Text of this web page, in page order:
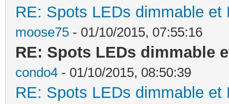
RE: Spots LEDs dimmable
moose75 - 01/10/2015, 07:55:16
RE: Spots LEDs dimmable
condo4 - 01/10/2015, 08:50:39
RE: Spots LEDs dimmable